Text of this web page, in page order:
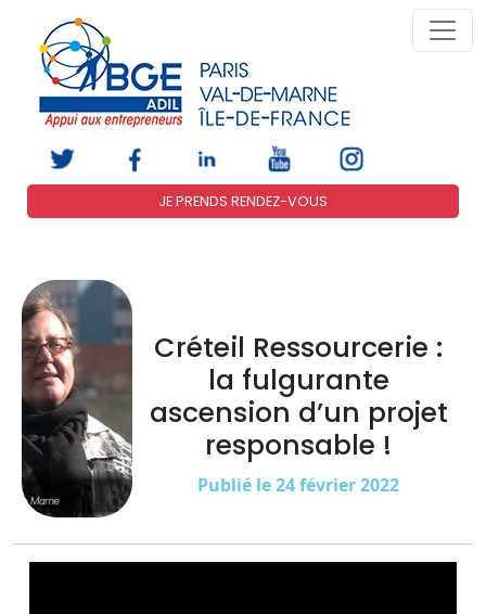
JE PRENDS RENDEZ-VOUS
Créteil Ressourcerie :
la fulgurante
ascension d’un projet
responsable !
Publié le 24 février 2022